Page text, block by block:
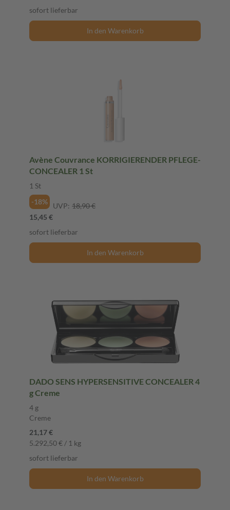
sofort lieferbar
In den Warenkorb
Avène Couvrance KORRIGIERENDER PFLEGE-
CONCEALER 1 St
1 St
-18%
UVP: 18,90 €
15,45 €
sofort lieferbar
In den Warenkorb
DADO SENS HYPERSENSITIVE CONCEALER 4
g Creme
4 g
Creme
21,17 €
5.292,50 € / 1 kg
sofort lieferbar
In den Warenkorb